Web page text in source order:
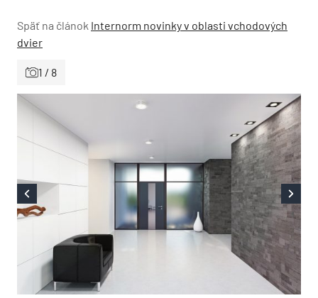
Späť na článok Internorm novinky v oblasti vchodových
dvier
1 / 8